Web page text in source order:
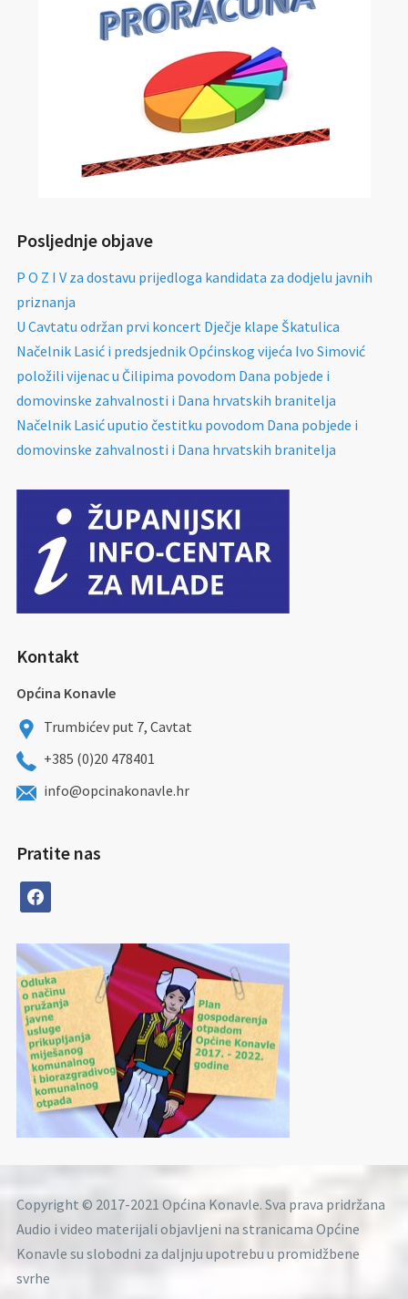
Posljednje objave
P O Z I V za dostavu prijedloga kandidata za dodjelu javnih
priznanja
U Cavtatu održan prvi koncert Dječje klape Škatulica
Načelnik Lasić i predsjednik Općinskog vijeća Ivo Simović
položili vijenac u Čilipima povodom Dana pobjede i
domovinske zahvalnosti i Dana hrvatskih branitelja
Načelnik Lasić uputio čestitku povodom Dana pobjede i
domovinske zahvalnosti i Dana hrvatskih branitelja
Kontakt
Općina Konavle
Trumbićev put 7, Cavtat
+385 (0)20 478401
info@opcinakonavle.hr
Pratite nas
facebook
Copyright © 2017-2021 Općina Konavle. Sva prava pridržana
Audio i video materijali objavljeni na stranicama Općine
Konavle su slobodni za daljnju upotrebu u promidžbene
svrhe